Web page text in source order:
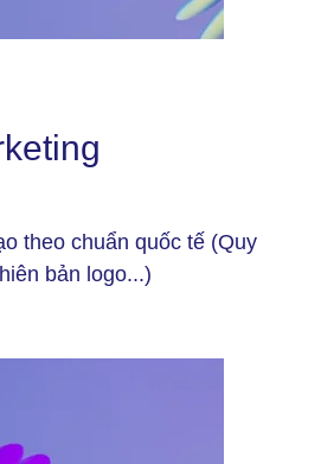
theo chuẩn quốc tế (Quy
bản logo...)